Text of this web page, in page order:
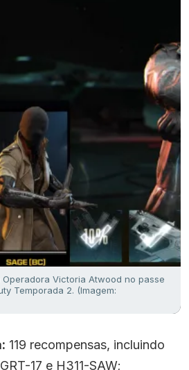
Victoria Atwood no passe
Temporada 2. (Imagem:
119 recompensas, incluindo
17 e H311-SAW;